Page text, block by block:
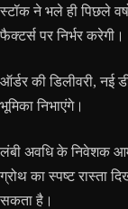
स्टॉक ने भले ही पिछले
फैक्टर्स पर निर्भर करेगी।
ऑर्डर की डिलीवरी,
भूमिका निभाएंगे।
लंबी अवधि के निवेशक
ग्रोथ का स्पष्ट रास्ता
सकता है।